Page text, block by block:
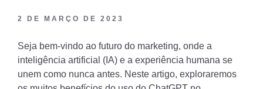
2 DE MARÇO DE 2023
Seja bem-vindo ao futuro do marketing, onde a
inteligência artificial (IA) e a experiência humana se
unem como nunca antes. Neste artigo, exploraremos